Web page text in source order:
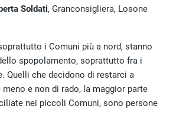
Soldati, Granconsigliera, Losone
i Comuni più a nord, stanno
spopolamento, soprattutto fra i
Quelli che decidono di restarci a
e non di rado, la maggior parte
nei piccoli Comuni, sono persone